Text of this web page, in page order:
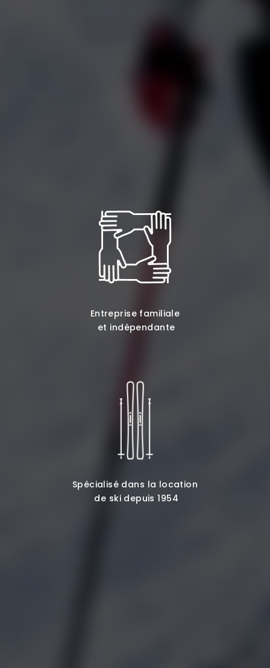
Entreprise familiale
et indépendante
Spécialisé dans la location
de ski depuis 1954